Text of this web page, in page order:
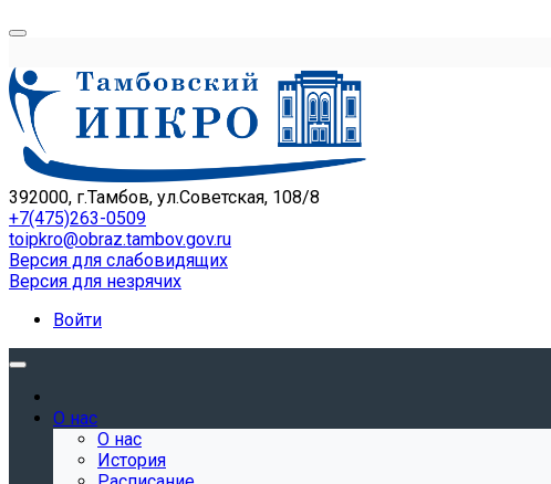
392000, г.Тамбов, ул.Советская, 108/8
+7(475)263-0509
toipkro@obraz.tambov.gov.ru
Версия для слабовидящих
Версия для незрячих
Войти
О нас
О нас
История